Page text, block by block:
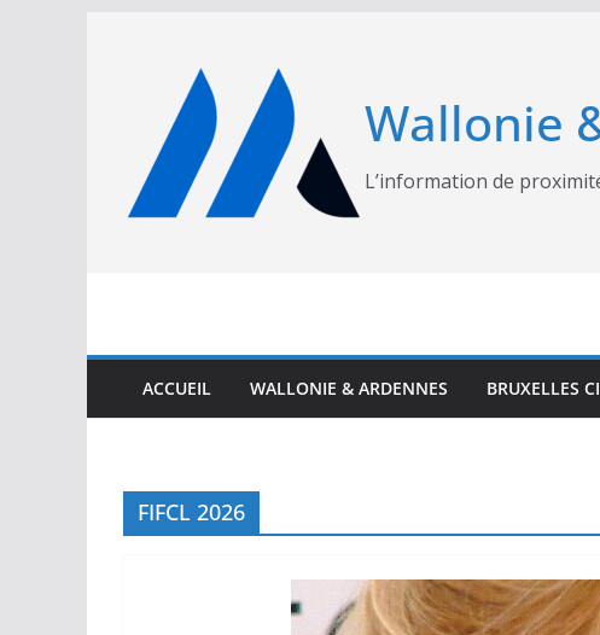
Wallonie
L’information de
ACCUEIL WALLONIE & ARDENNES BRUXELLES
FIFCL 2026